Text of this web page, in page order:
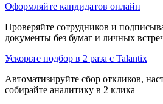
Оформляйте кандидатов онлайн
Проверяйте сотрудников и
документы без бумаг и личных
Ускорьте подбор в 2 раза с Talantix
Автоматизируйте сбор откликов,
собирайте аналитику в 2 клика